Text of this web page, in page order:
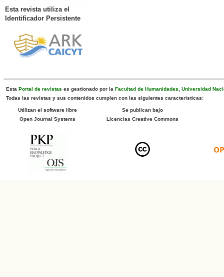
Esta revista utiliza el
Identificador Persistente
Esta Portal de revistas es gestionado por la Facultad de Humanidades
Universidad
Todas las revistas y sus contenidos cumplen con las siguientes características:
Utilizan el software libre
Open Journal Systems
Se publican bajo
Licencias Creative Commons